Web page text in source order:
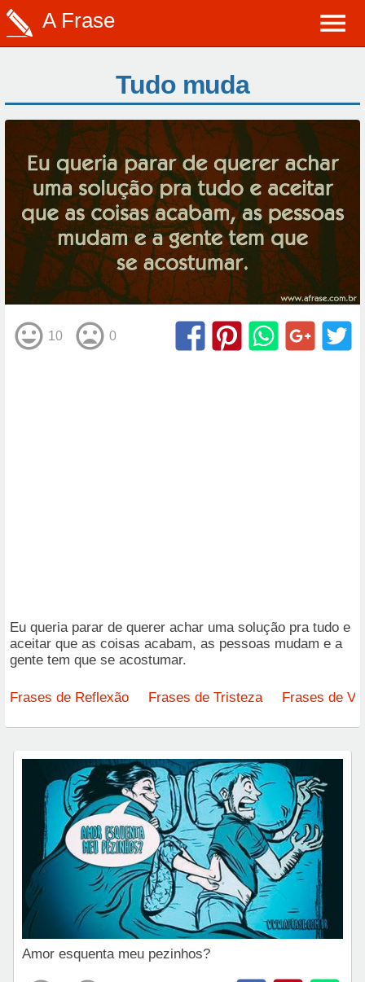
A Frase
Tudo muda
10 0
Eu queria parar de querer achar uma solução pra tudo e
aceitar que as coisas acabam, as pessoas mudam e a
gente tem que se acostumar.
Frases de Reflexão Frases de Tristeza Frases de
Amor esquenta meu pezinhos?